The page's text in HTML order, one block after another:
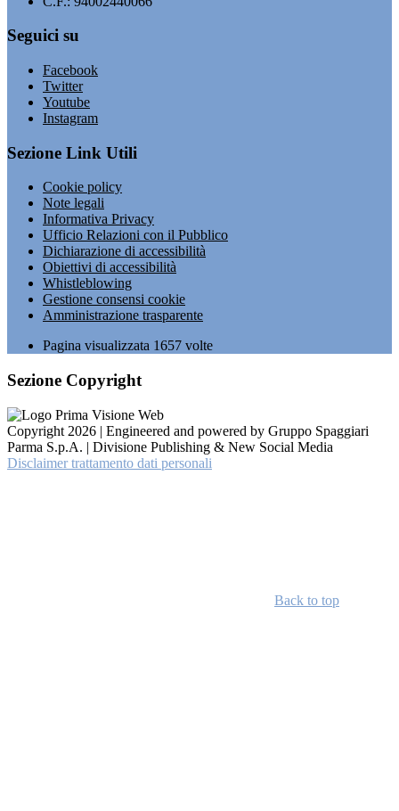
Seguici su
Facebook
Twitter
Youtube
Instagram
Sezione Link Utili
Cookie policy
Note legali
Informativa Privacy
Ufficio Relazioni con il Pubblico
Dichiarazione di accessibilità
Obiettivi di accessibilità
Whistleblowing
Gestione consensi cookie
Amministrazione trasparente
Pagina visualizzata 1657 volte
Sezione Copyright
Copyright 2026 | Engineered and powered by Gruppo Spaggiari
Parma S.p.A. | Divisione Publishing & New Social Media
Disclaimer trattamento dati personali
Back to top